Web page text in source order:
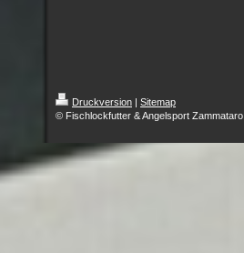
Druckversion
Sitemap
© Fischlockfutter & Angelsport Zammataro